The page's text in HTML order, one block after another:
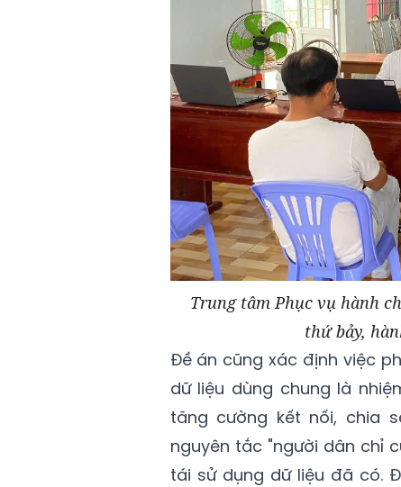
Trung tâm Phục vụ hành
thứ bảy,
Đề án cũng xác định việc
dữ liệu dùng chung là
tăng cường kết nối, chia
nguyên tắc "người dân chỉ
tái sử dụng dữ liệu đã có.